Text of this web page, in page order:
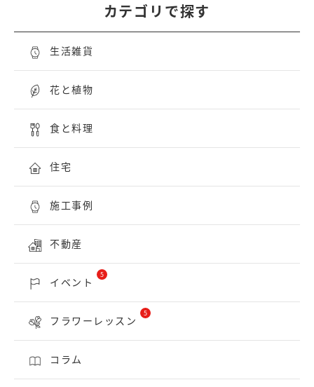
カテゴリで探す
生活雑貨
花と植物
食と料理
住宅
施工事例
不動産
イベント
5
フラワーレッスン
5
コラム